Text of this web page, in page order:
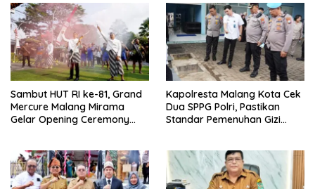
Sambut HUT RI ke-81, Grand
Mercure Malang Mirama
Gelar Opening Ceremony
Kapolresta Malang Kota Cek
Dua SPPG Polri, Pastikan
Standar Pemenuhan Gizi